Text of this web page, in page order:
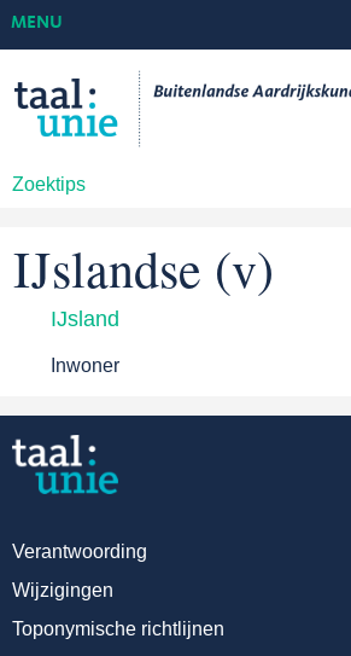
Zoektips
MENU
IJslandse (v)
IJsland
Inwoner
Verantwoording
Wijzigingen
Toponymische richtlijnen